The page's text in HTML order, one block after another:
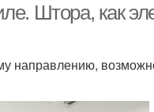
Штора, как
направлению,